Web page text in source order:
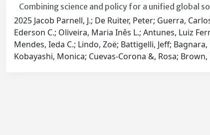
Combining science and policy for a unified global
2025 Jacob Parnell, J.; De Ruiter, Peter; Guerra,
Ederson C.; Oliveira, Maria Inês L.; Antunes, Luiz
Mendes, Ieda C.; Lindo, Zoë; Battigelli, Jeff;
Kobayashi, Monica; Cuevas-Corona &, Rosa; Brown,